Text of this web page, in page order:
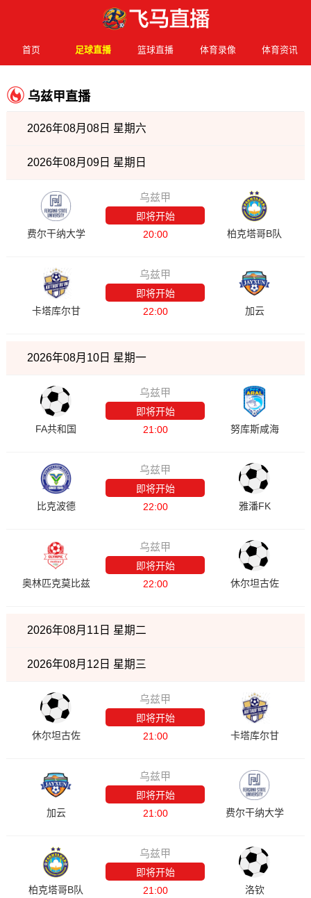
首页 足球直播 篮球直播 体育录像 体育资讯
乌兹甲直播
2026年08月08日 星期六
2026年08月09日 星期日
费尔干纳大学
乌兹甲
即将开始
20:00
柏克塔哥B队
卡塔库尔甘
乌兹甲
即将开始
22:00
加云
2026年08月10日 星期一
FA共和国
乌兹甲
即将开始
21:00
努库斯咸海
比克波德
乌兹甲
即将开始
22:00
雅潘FK
奥林匹克莫比兹
乌兹甲
即将开始
22:00
休尔坦古佐
2026年08月11日 星期二
2026年08月12日 星期三
休尔坦古佐
乌兹甲
即将开始
21:00
卡塔库尔甘
加云
乌兹甲
即将开始
21:00
费尔干纳大学
柏克塔哥B队
乌兹甲
即将开始
21:00
洛钦